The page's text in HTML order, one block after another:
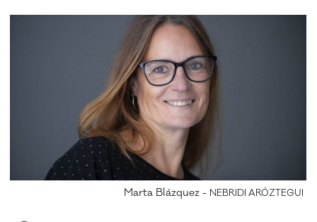
Marta Blázquez - NEBRIDI ARÓZTEGUI